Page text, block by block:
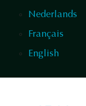
Nederlands
Français
English